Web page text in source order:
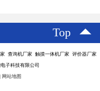
Top
查询机厂家 触摸一体机厂家 评价器厂家
子科技有限公司
网站地图